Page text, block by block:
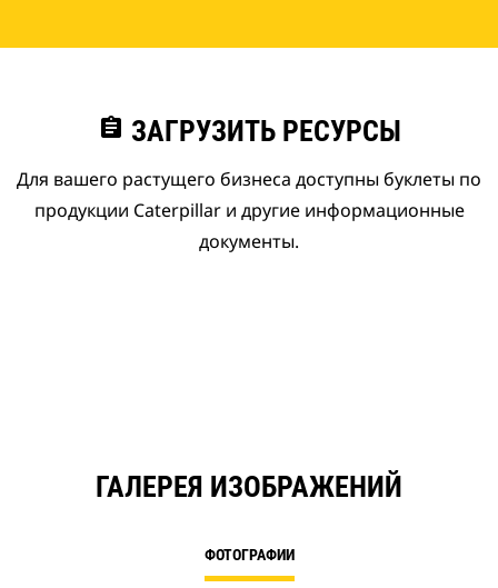
assignment ЗАГРУЗИТЬ РЕСУРСЫ
Для вашего растущего бизнеса доступны буклеты по
продукции Caterpillar и другие информационные
документы.
ГАЛЕРЕЯ ИЗОБРАЖЕНИЙ
ФОТОГРАФИИ